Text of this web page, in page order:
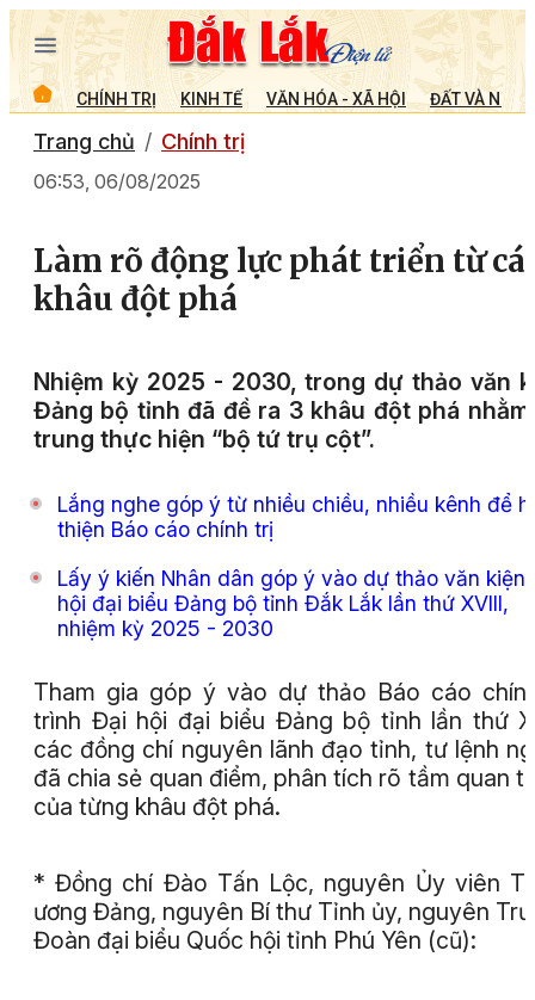
CHÍNH TRỊ KINH TẾ VĂN HÓA - XÃ HỘI ĐẤT VÀ
Trang chủ Chính trị
06:53, 06/08/2025
Làm rõ động lực phát triển từ
khâu đột phá
Nhiệm kỳ 2025 - 2030, trong dự thảo văn
Đảng bộ tỉnh đã đề ra 3 khâu đột phá
trung thực hiện “bộ tứ trụ cột”.
Lắng nghe góp ý từ nhiều chiều, nhiều kênh để
thiện Báo cáo chính trị
Lấy ý kiến Nhân dân góp ý vào dự thảo văn kiện
hội đại biểu Đảng bộ tỉnh Đắk Lắk lần thứ XVIII,
nhiệm kỳ 2025 - 2030
Tham gia góp ý vào dự thảo Báo cáo
trình Đại hội đại biểu Đảng bộ tỉnh lần thứ
các đồng chí nguyên lãnh đạo tỉnh, tư lệnh
đã chia sẻ quan điểm, phân tích rõ tầm quan
của từng khâu đột phá.
* Đồng chí Đào Tấn Lộc, nguyên Ủy viên
ương Đảng, nguyên Bí thư Tỉnh ủy, nguyên
Đoàn đại biểu Quốc hội tỉnh Phú Yên (cũ):